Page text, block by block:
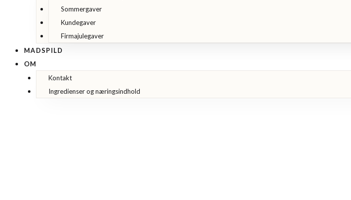
Sommergaver
Kundegaver
Firmajulegaver
MADSPILD
OM
Kontakt
Ingredienser og næringsindhold